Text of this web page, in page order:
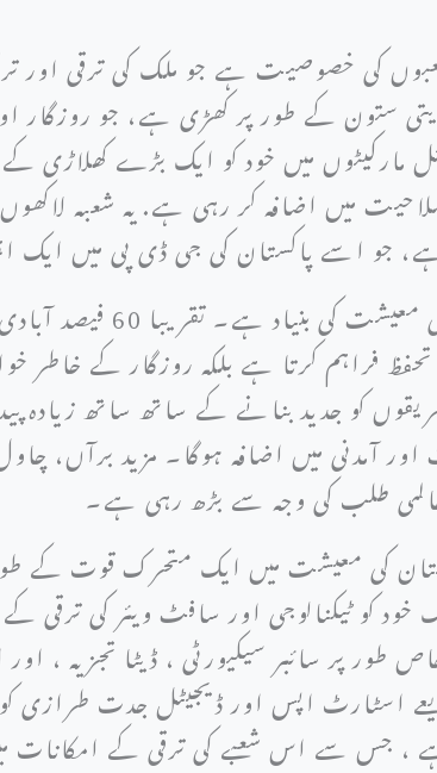
کی خصوصیت ہے جو ملک کی ترقی اور
کے طور پر کھڑی ہے، جو روزگار
مارکیٹوں میں خود کو ایک بڑے کھلاڑی
میں اضافہ کر رہی ہے. یہ شعبہ لاکھوں
جو اسے پاکستان کی جی ڈی پی میں ایک
ٹیکسٹائل کے علاوہ زراعت کا
فراہم کرتا ہے بلکہ روزگار کے خاطر
کو جدید بنانے کے ساتھ ساتھ زیادہ
آمدنی میں اضافہ ہوگا۔ مزید برآں،
طلب کی وجہ سے بڑھ رہی ہے۔
کی معیشت میں ایک متحرک قوت کے
کو ٹیکنالوجی اور سافٹ ویئر کی ترقی
پر سائبر سیکیورٹی ، ڈیٹا تجزیہ ،
اسٹارٹ اپس اور ڈیجیٹل جدت
، جس سے اس شعبے کی ترقی کے امکانات